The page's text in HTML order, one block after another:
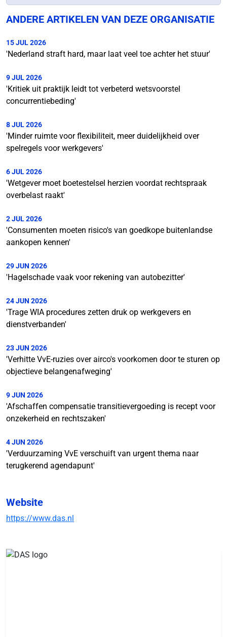
ANDERE ARTIKELEN VAN DEZE ORGANISATIE
15 JUL 2026
'Nederland straft hard, maar laat veel toe achter het stuur'
9 JUL 2026
'Kritiek uit praktijk leidt tot verbeterd wetsvoorstel
concurrentiebeding'
8 JUL 2026
'Minder ruimte voor flexibiliteit, meer duidelijkheid over
spelregels voor werkgevers'
6 JUL 2026
'Wetgever moet boetestelsel herzien voordat rechtspraak
overbelast raakt'
2 JUL 2026
'Consumenten moeten risico's van goedkope buitenlandse
aankopen kennen'
29 JUN 2026
'Hagelschade vaak voor rekening van autobezitter'
24 JUN 2026
'Trage WIA procedures zetten druk op werkgevers en
dienstverbanden'
23 JUN 2026
'Verhitte VvE-ruzies over airco's voorkomen door te sturen op
objectieve belangenafweging'
9 JUN 2026
'Afschaffen compensatie transitievergoeding is recept voor
onzekerheid en rechtszaken'
4 JUN 2026
'Verduurzaming VvE verschuift van urgent thema naar
terugkerend agendapunt'
Website
https://www.das.nl